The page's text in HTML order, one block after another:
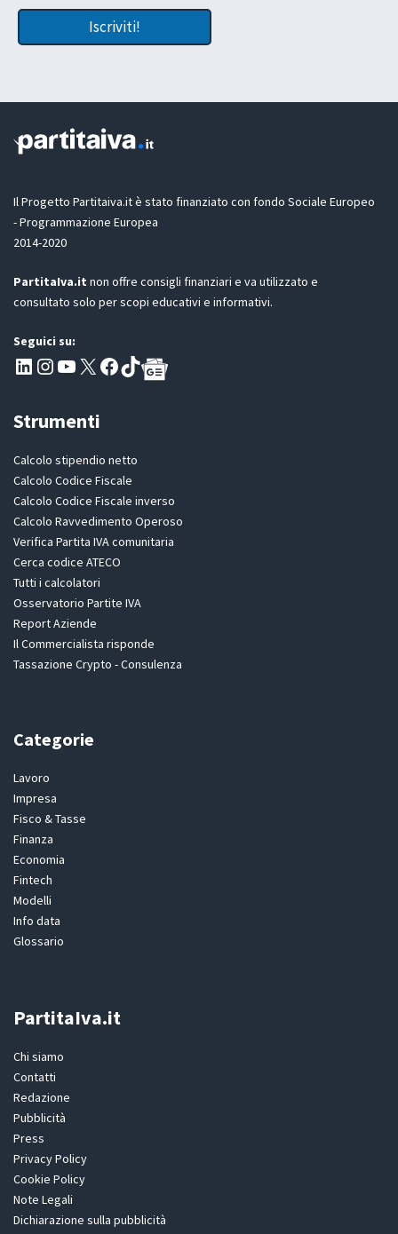
c
t
n
D
R
*
Iscriviti!
Il Progetto Partitaiva.it è stato finanziato con fondo Sociale Europeo
- Programmazione Europea
2014-2020
PartitaIva.it non offre consigli finanziari e va utilizzato e
consultato solo per scopi educativi e informativi.
Seguici su:
Pagina LinkedIn PartitaIva
Instagram
Canale YouTube Evoluzione - Partitaiva.it
X Segui PartitaIva su Facebook
TikTok
Strumenti
Calcolo stipendio netto
Calcolo Codice Fiscale
Calcolo Codice Fiscale inverso
Calcolo Ravvedimento Operoso
Verifica Partita IVA comunitaria
Cerca codice ATECO
Tutti i calcolatori
Osservatorio Partite IVA
Report Aziende
Il Commercialista risponde
Tassazione Crypto - Consulenza
Categorie
Lavoro
Impresa
Fisco & Tasse
Finanza
Economia
Fintech
Modelli
Info data
Glossario
PartitaIva.it
Chi siamo
Contatti
Redazione
Pubblicità
Press
Privacy Policy
Cookie Policy
Note Legali
Dichiarazione sulla pubblicità